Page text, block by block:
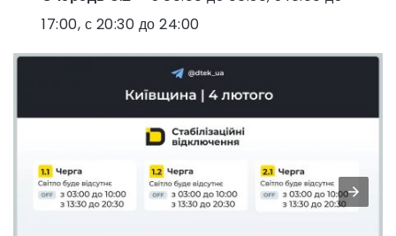
17:00, с 20:30 до 24:00